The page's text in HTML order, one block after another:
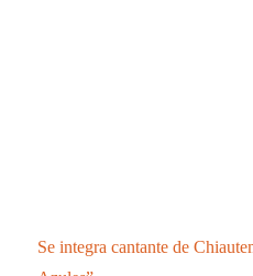
Se integra cantante de